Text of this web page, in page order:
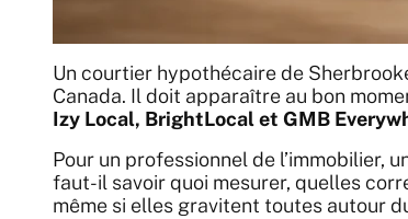
Un courtier hypothécaire de
Canada. Il doit apparaître au bon
Izy Local, BrightLocal et GMB
Pour un professionnel de l’immobilier,
faut-il savoir quoi mesurer, quelles
même si elles gravitent toutes autour